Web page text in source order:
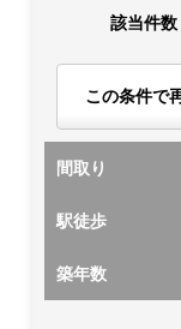
該当件数
この条件で
間取り
駅徒歩
築年数